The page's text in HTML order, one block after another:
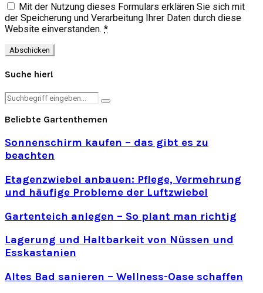
Mit der Nutzung dieses Formulars erklären Sie sich mit
der Speicherung und Verarbeitung Ihrer Daten durch diese
Website einverstanden. *
Suche hier!
Search
Search
Beliebte Gartenthemen
Sonnenschirm kaufen – das gibt es zu
beachten
Etagenzwiebel anbauen: Pflege, Vermehrung
und häufige Probleme der Luftzwiebel
Gartenteich anlegen – So plant man richtig
Lagerung und Haltbarkeit von Nüssen und
Esskastanien
Altes Bad sanieren – Wellness-Oase schaffen